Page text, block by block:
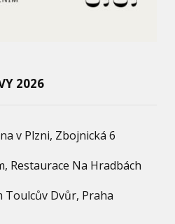
2026
v Plzni, Zbojnická 6
Restaurace Na Hradbách
Dvůr, Praha